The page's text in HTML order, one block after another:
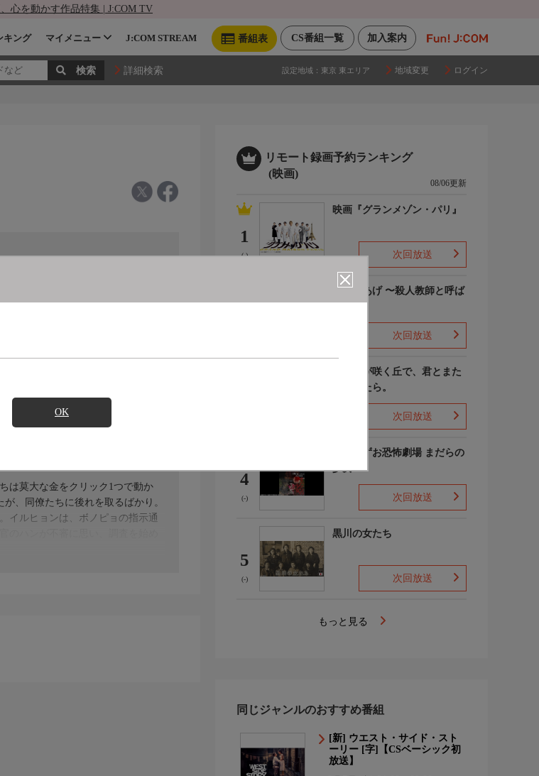
心を動かす作品特集 | J:COM TV
加入案内
CS番組一覧
番組表
キング マイメニュー J:COM STREAM
詳細検索 設定地域： 東京 東エリア 地域変更 ログイン
OK
。
ナ、チョン・マンシクほか
は莫大な金をクリック1つで動か
、同僚たちに後れを取るばかり。
イルヒョンは、ボノピョの指示通
リモート録画予約ランキング
(映画)
08/06更新
1
(-)
映画『グランメゾン・パリ』
次回放送
でっちあげ 〜殺人教師と呼ば
次回放送
あの花が咲く丘で、君とまた
出会えたら。
次回放送
4
(-)
楳図かずお恐怖劇場 まだらの
少女
次回放送
5
(-)
黒川の女たち
次回放送
もっと見る
同じジャンルのおすすめ番組
[新] ウエスト・サイド・スト
ーリー [字]【CSベーシック初
放送】